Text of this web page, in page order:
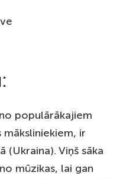
populārākajiem
māksliniekiem, ir
(Ukraina). Viņš sāka
mūzikas, lai gan